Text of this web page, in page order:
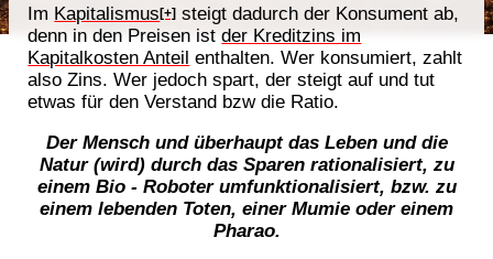
Im Kapitalismus[+] steigt dadurch der Konsument ab,
denn in den Preisen istder Kreditzins im
Kapitalkosten Anteil enthalten. Wer konsumiert, zahlt
also Zins. Wer jedoch spart, der steigt auf und tut
etwas für den Verstand bzw die Ratio.
Der Mensch und überhaupt das Leben und die
Natur (wird) durch das Sparen rationalisiert, zu
einem Bio - Roboter umfunktionalisiert, bzw. zu
einem lebenden Toten, einer Mumie oder einem
Pharao.